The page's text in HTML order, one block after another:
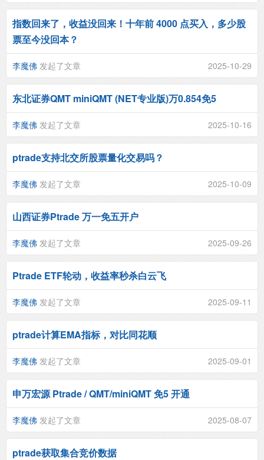
指数回来了，收益没回来！十年前 4000 点买入，多少股
票至今没回本？
李魔佛 发起了文章 2025-10-29
东北证券QMT miniQMT (NET专业版)万0.854免5
李魔佛 发起了文章 2025-10-16
ptrade支持北交所股票量化交易吗？
李魔佛 发起了文章 2025-10-09
山西证券Ptrade 万一免五开户
李魔佛 发起了文章 2025-09-26
Ptrade ETF轮动，收益率秒杀白云飞
李魔佛 发起了文章 2025-09-11
ptrade计算EMA指标，对比同花顺
李魔佛 发起了文章 2025-09-01
申万宏源 Ptrade / QMT/miniQMT 免5 开通
李魔佛 发起了文章 2025-08-07
ptrade获取集合竞价数据